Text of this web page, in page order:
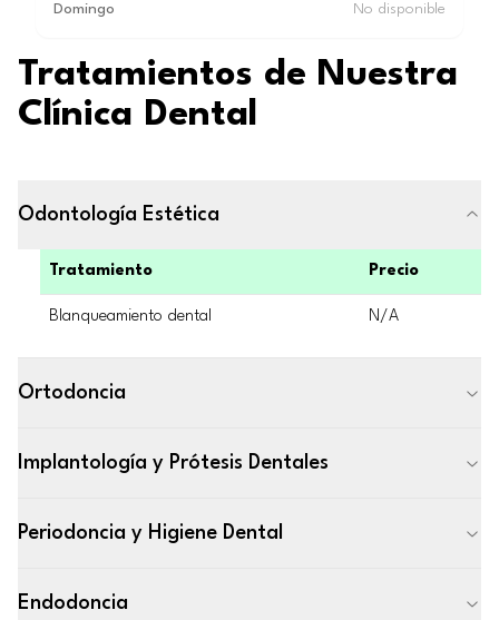
Domingo No disponible
Tratamientos de Nuestra
Clínica Dental
Odontología Estética
Tratamiento Precio
Blanqueamiento dental N/A
Ortodoncia
Implantología y Prótesis Dentales
Periodoncia y Higiene Dental
Endodoncia